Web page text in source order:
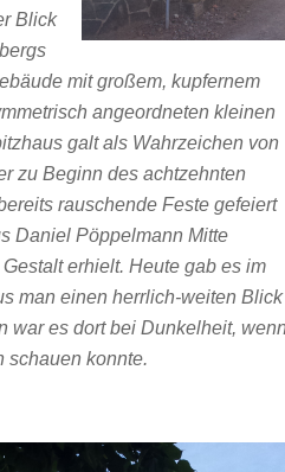
Blick
mit großem, kupfernem
angeordneten kleinen
galt als Wahrzeichen von
zu Beginn des achtzehnten
rauschende Feste gefeiert
Daniel Pöppelmann Mitte
erhielt. Heute gab es im
man einen herrlich-weiten Blick
war es dort bei Dunkelheit,
schauen konnte.